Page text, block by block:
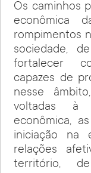
Os caminhos
econômica
rompimentos
sociedade,
fortalecer
capazes de
nesse
voltadas à
econômica,
iniciação na
relações
território,